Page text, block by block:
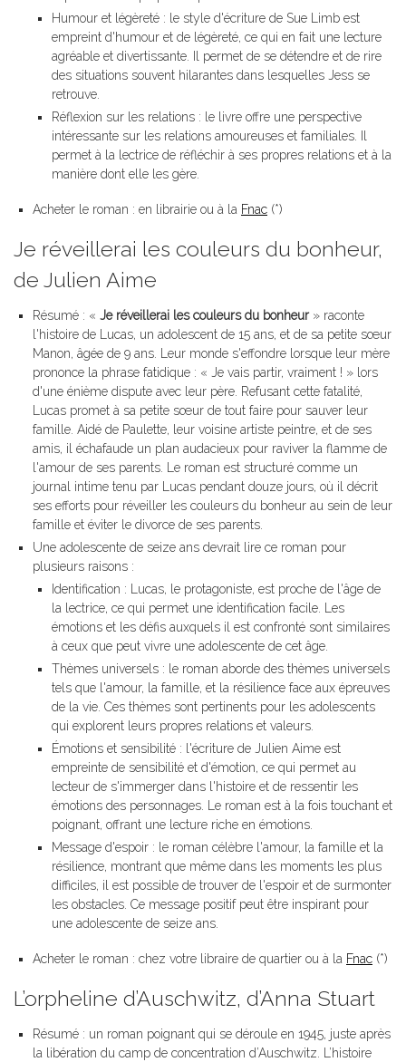
Humour et légèreté : le style d'écriture de Sue Limb est
empreint d'humour et de légèreté, ce qui en fait une lecture
agréable et divertissante. Il permet de se détendre et de rire
des situations souvent hilarantes dans lesquelles Jess se
retrouve.
Réflexion sur les relations : le livre offre une perspective
intéressante sur les relations amoureuses et familiales. Il
permet à la lectrice de réfléchir à ses propres relations et à la
manière dont elle les gère.
Acheter le roman : en librairie ou à la Fnac (*)
Je réveillerai les couleurs du bonheur,
de Julien Aime
Résumé : « Je réveillerai les couleurs du bonheur» raconte
l'histoire de Lucas, un adolescent de 15 ans, et de sa petite sœur
Manon, âgée de 9 ans. Leur monde s'effondre lorsque leur mère
prononce la phrase fatidique : « Je vais partir, vraiment ! » lors
d'une énième dispute avec leur père. Refusant cette fatalité,
Lucas promet à sa petite sœur de tout faire pour sauver leur
famille. Aidé de Paulette, leur voisine artiste peintre, et de ses
amis, il échafaude un plan audacieux pour raviver la flamme de
l'amour de ses parents. Le roman est structuré comme un
journal intime tenu par Lucas pendant douze jours, où il décrit
ses efforts pour réveiller les couleurs du bonheur au sein de leur
famille et éviter le divorce de ses parents.
Une adolescente de seize ans devrait lire ce roman pour
plusieurs raisons :
Identification : Lucas, le protagoniste, est proche de l'âge de
la lectrice, ce qui permet une identification facile. Les
émotions et les défis auxquels il est confronté sont similaires
à ceux que peut vivre une adolescente de cet âge.
Thèmes universels : le roman aborde des thèmes universels
tels que l'amour, la famille, et la résilience face aux épreuves
de la vie. Ces thèmes sont pertinents pour les adolescents
qui explorent leurs propres relations et valeurs.
Émotions et sensibilité : l'écriture de Julien Aime est
empreinte de sensibilité et d'émotion, ce qui permet au
lecteur de s'immerger dans l'histoire et de ressentir les
émotions des personnages. Le roman est à la fois touchant et
poignant, offrant une lecture riche en émotions.
Message d'espoir : le roman célèbre l'amour, la famille et la
résilience, montrant que même dans les moments les plus
difficiles, il est possible de trouver de l'espoir et de surmonter
les obstacles. Ce message positif peut être inspirant pour
une adolescente de seize ans.
Acheter le roman : chez votre libraire de quartier ou à la Fnac (*)
L’orpheline d’Auschwitz, d’Anna Stuart
Résumé : un roman poignant qui se déroule en 1945, juste après
la libération du camp de concentration d’Auschwitz. L’histoire